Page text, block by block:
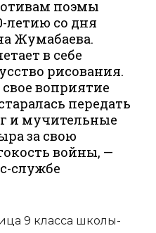
поэмы
летию со дня
Жумабаева.
в себе
рисования.
воприятие
передать
и мучительные
за свою
войны, —
службе
9 класса школы-